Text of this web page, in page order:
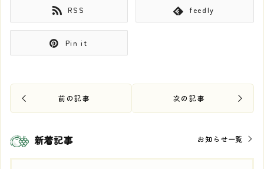
RSS feedly
Pin it
新着記事 お知らせ一覧